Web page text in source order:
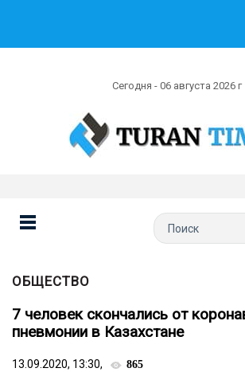
Сегодня - 06 августа 2026 г
ОБЩЕСТВО
7 человек скончались от
пневмонии в Казахстане
13.09.2020, 13:30, 865